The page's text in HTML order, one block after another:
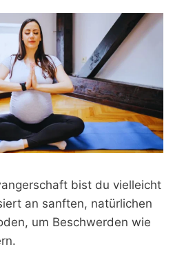
bist du vielleicht
an sanften, natürlichen
um Beschwerden wie